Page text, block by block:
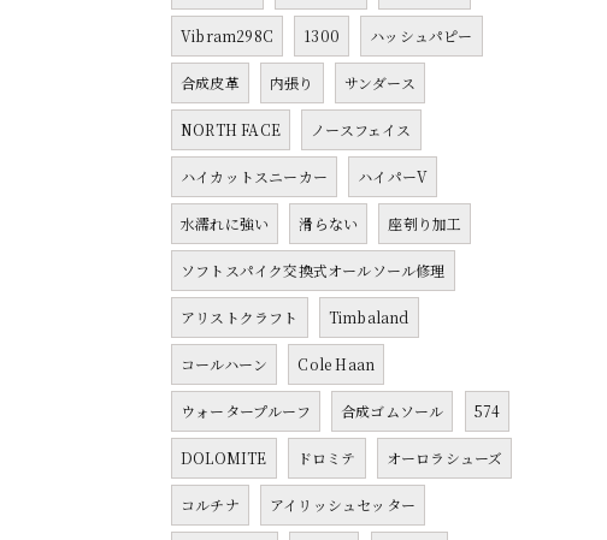
Vibram298C 1300 ハッシュパピー
合成皮革 内張り サンダース
NORTH FACE ノースフェイス
ハイカットスニーカー ハイパーV
水濡れに強い 滑らない 座刳り加工
ソフトスパイク交換式オールソール修理
アリストクラフト Timbaland
コールハーン Cole Haan
ウォータープルーフ 合成ゴムソール 574
DOLOMITE ドロミテ オーロラシューズ
コルチナ アイリッシュセッター